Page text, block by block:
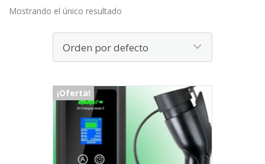
Mostrando el único resultado
¡Oferta!